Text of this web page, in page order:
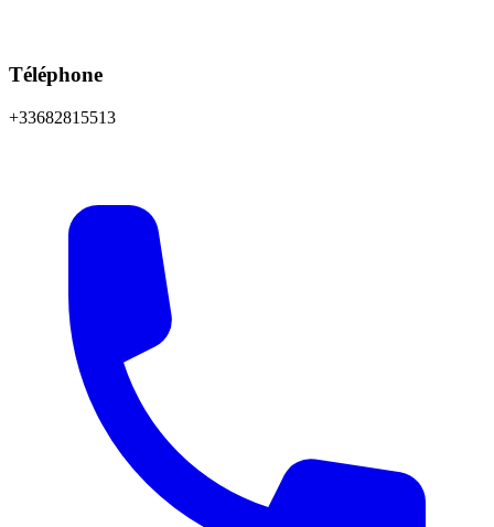
Téléphone
+33682815513